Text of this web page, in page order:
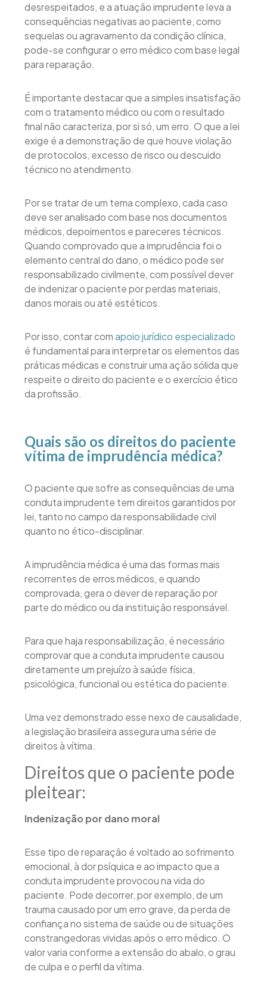
desrespeitados, e a atuação imprudente leva a
consequências negativas ao paciente, como
sequelas ou agravamento da condição clínica,
pode-se configurar o erro médico com base legal
para reparação.
É importante destacar que a simples insatisfação
com o tratamento médico ou com o resultado
final não caracteriza, por si só, um erro. O que a lei
exige é a demonstração de que houve violação
de protocolos, excesso de risco ou descuido
técnico no atendimento.
Por se tratar de um tema complexo, cada caso
deve ser analisado com base nos documentos
médicos, depoimentos e pareceres técnicos.
Quando comprovado que a imprudência foi o
elemento central do dano, o médico pode ser
responsabilizado civilmente, com possível dever
de indenizar o paciente por perdas materiais,
danos morais ou até estéticos.
Por isso, contar comapoio jurídico especializado
é fundamental para interpretar os elementos das
práticas médicas e construir uma ação sólida que
respeite o direito do paciente e o exercício ético
da profissão.
Quais são os direitos do paciente
vítima de imprudência médica?
O paciente que sofre as consequências de uma
conduta imprudente tem direitos garantidos por
lei, tanto no campo da responsabilidade civil
quanto no ético-disciplinar.
A imprudência médica é uma das formas mais
recorrentes de erros médicos, e quando
comprovada, gera o dever de reparação por
parte do médico ou da instituição responsável.
Para que haja responsabilização, é necessário
comprovar que a conduta imprudente causou
diretamente um prejuízo à saúde física,
psicológica, funcional ou estética do paciente.
Uma vez demonstrado esse nexo de causalidade,
a legislação brasileira assegura uma série de
direitos à vítima.
Direitos que o paciente pode
pleitear:
Indenização por dano moral
Esse tipo de reparação é voltado ao sofrimento
emocional, à dor psíquica e ao impacto que a
conduta imprudente provocou na vida do
paciente. Pode decorrer, por exemplo, de um
trauma causado por um erro grave, da perda de
confiança no sistema de saúde ou de situações
constrangedoras vividas após o erro médico. O
valor varia conforme a extensão do abalo, o grau
de culpa e o perfil da vítima.